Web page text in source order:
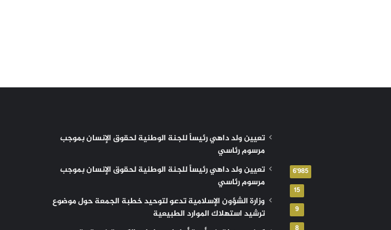
6٬985
15
9
تعيين ولد داهي رئيساً للجنة الوطنية لحقوق الإنسان بموجب
مرسوم رئاسي
تعيين ولد داهي رئيساً للجنة الوطنية لحقوق الإنسان بموجب
مرسوم رئاسي
وزارة الشؤون الإسلامية تدعو لتوحيد خطبة الجمعة حول موضوع
ترشيد استهلاك الموارد الطبيعية